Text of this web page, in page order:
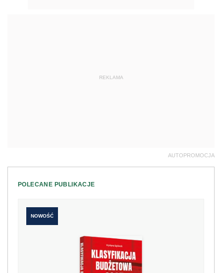
REKLAMA
AUTOPROMOCJA
POLECANE PUBLIKACJE
NOWOŚĆ